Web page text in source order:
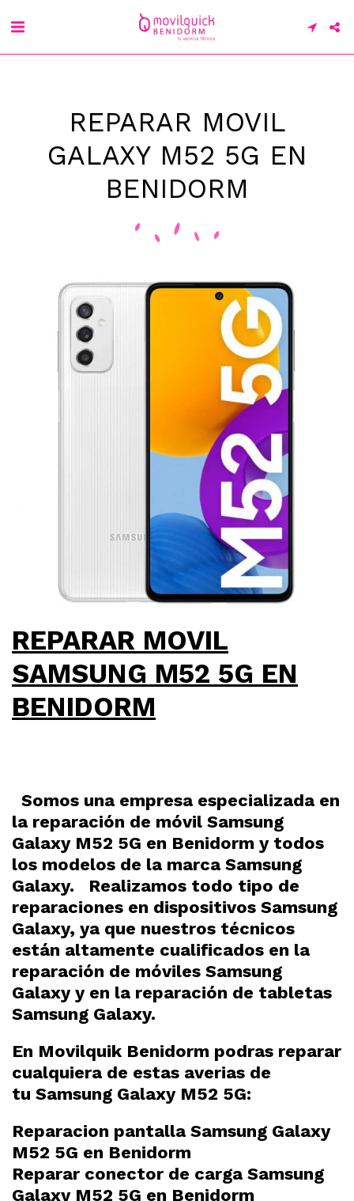
REPARAR MOVIL
GALAXY M52 5G EN
BENIDORM
REPARAR MOVIL
SAMSUNG M52 5G EN
BENIDORM
Somos una empresa especializada en
la reparación de móvil Samsung
Galaxy M52 5G en Benidorm y todos
los modelos de la marca Samsung
Galaxy. Realizamos todo tipo de
reparaciones en dispositivos Samsung
Galaxy, ya que nuestros técnicos
están altamente cualificados en la
reparación de móviles Samsung
Galaxy y en la reparación de tabletas
Samsung Galaxy.
En Movilquik Benidorm podras reparar
cualquiera de estas averias de
tu Samsung Galaxy M52 5G:
Reparacion pantalla Samsung Galaxy
M52 5G en Benidorm
Reparar conector de carga Samsung
Galaxy M52 5G en Benidorm